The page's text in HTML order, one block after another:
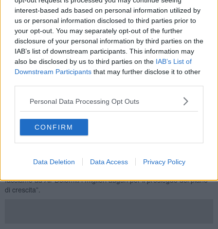
interest-based ads based on personal information utilized by
us or personal information disclosed to third parties prior to
your opt-out. You may separately opt-out of the further
disclosure of your personal information by third parties on the
IAB’s list of downstream participants. This information may
also be disclosed by us to third parties on the IAB’s List of
Downstream Participants that may further disclose it to other
Personal Data Processing Opt Outs
CONFIRM
Data Deletion Data Access Privacy Policy
“Siamo particolarmente orgogliosi di questa operazione - ha detto
Joerg Eberhart, Presidente e CEO di Air Dolomiti - perché diamo
continuità al nostro piano di crescita iniziato lo scorso autunno.
personale tecnico è la figura che stiamo maggiormente
cercando dopo quello di volo. La nostra intenzione è di proporre
una preparazione ad hoc agiovani diplomati di istituti tecnici
superiori e offrire formazione in un settore così specifico.Si
fondamentali nel nostro settore e mi auguro di avere una risposta
positiva dal territorio”. Marco Carrai, Presidente di Toscana
Aeroporti ha commentato “l’apertura della base di manutenzione
rappresenta un grande risultato della collaborazione instaurata da
anni tra la nostra azienda e Air Dolomiti. Siamo felici che un vettore
dimostrazione che il nostro è un territorio fortemente attrattivo sia
facciamo ad Air Dolomiti i migliori auguri per il prosieguo del piano
di crescita”.